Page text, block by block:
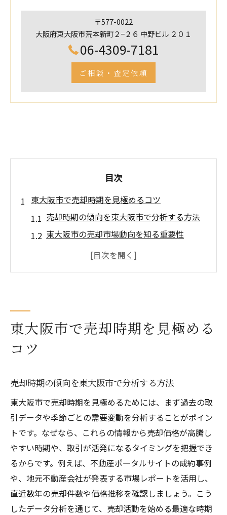
〒577-0022
大阪府東大阪市荒本新町２−２６ 中野ビル ２０１
06-4309-7181
ご相談・査定依頼
目次
東大阪市で売却時期を見極めるコツ
売却時期の傾向を東大阪市で分析する方法
東大阪市の売却市場動向を知る重要性
売却に適したタイミングの考え方とは
売却を成功に導くタイミング戦略とは
方
売却時期と価格の関係を理解するポイント
市場の流れに合わせた売却戦略のコツ
売却戦略における見極めの重要性
高値売却を目指すための時期戦略を解説
最適な売却時期選びで資産価値を高める
資産価値を最大化する売却時期の判断法
売却タイミングによる価格差の理由を知る
東大阪市で売却時期を見極める
コツ
売却時期の傾向を東大阪市で分析する方法
東大阪市で売却時期を見極めるためには、まず過去の取
引データや季節ごとの需要変動を分析することがポイン
トです。なぜなら、これらの情報から売却価格が高騰し
やすい時期や、取引が活発になるタイミングを把握でき
るからです。例えば、不動産ポータルサイトの成約事例
や、地元不動産会社が発表する市場レポートを活用し、
直近数年の売却件数や価格推移を確認しましょう。こう
したデータ分析を通じて、売却活動を始める最適な時期